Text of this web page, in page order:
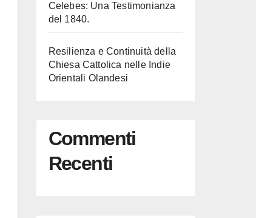
Celebes: Una Testimonianza
del 1840.
Resilienza e Continuità della
Chiesa Cattolica nelle Indie
Orientali Olandesi
Commenti
Recenti